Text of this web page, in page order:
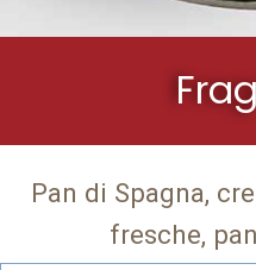
Pan di Spagna,
fresche,